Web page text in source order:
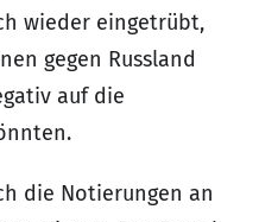
wieder eingetrübt,
gegen Russland
auf die
die Notierungen an